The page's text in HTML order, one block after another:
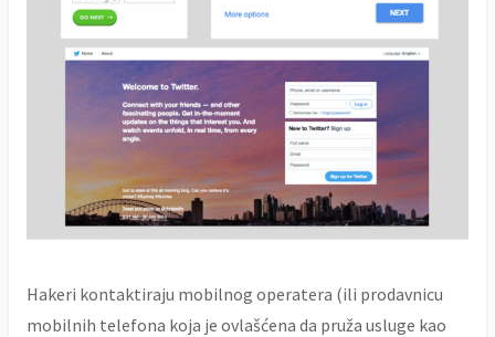
Hakeri kontaktiraju mobilnog operatera (ili prodavnicu
mobilnih telefona koja je ovlašćena da pruža usluge kao